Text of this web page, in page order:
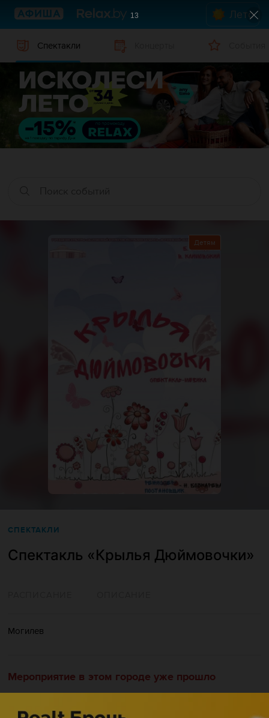
Лето
Спектакли
Детям
СПЕКТАКЛИ
Спектакль «‎Крылья Дюймовочки»‎
Могилев
Мероприятие в этом городе уже прошло
12